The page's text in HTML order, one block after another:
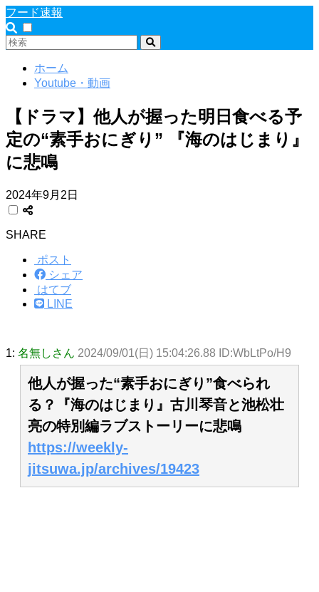
フード速報
ホーム
Youtube・動画
【ドラマ】他人が握った明日食べる予
定の“素手おにぎり” 『海のはじまり』
に悲鳴
2024年9月2日
SHARE
ポスト
シェア
はてブ
LINE
1: 名無しさん 2024/09/01(日) 15:04:26.88 ID:WbLtPo/H9
他人が握った“素手おにぎり”食べられ
る？『海のはじまり』古川琴音と池松壮
亮の特別編ラブストーリーに悲鳴
https://weekly-
jitsuwa.jp/archives/19423